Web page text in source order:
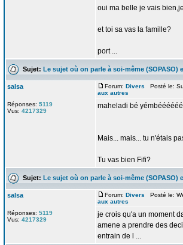
oui ma belle je vais
et toi sa vas la famille?
port ...
Sujet: Le sujet où on parle à soi-même (SOPASO)
salsa
Réponses: 5119
Vus: 4217329
Forum: Divers Posté le:
aux autres
maheladi bé
Mais... mais... tu n'étais
Tu vas bien Fifi?
Sujet: Le sujet où on parle à soi-même (SOPASO)
salsa
Réponses: 5119
Vus: 4217329
Forum: Divers Posté le:
aux autres
je crois qu'a un moment
amene a prendre des
entrain de l ...